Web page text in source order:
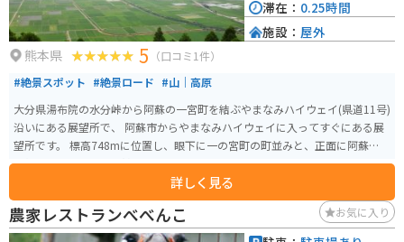
熊本県 5 （口コミ1件）
#絶景スポット #絶景ロード #山｜高原
大分県湯布院の水分峠から阿蘇の一宮町を結ぶやまなみハイウェイ(県道11号)
沿いにある展望所で、 阿蘇市からやまなみハイウェイに入ってすぐにある展
望所です。 標高748mに位置し、眼下に一の宮町の町並みと、正面に阿蘇五岳
を望みます。阿蘇の外輪山の一部になります。
詳しく見る
滞在： 0.25時間
施設： 屋外
農家レストランべべんこ お気に入り